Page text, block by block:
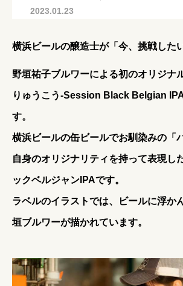
2023.01.23
横浜ビールの醸造士が「今、挑戦した
野垣祐子ブルワーによる初のオリジナ
りゅうこう-Session Black Belgian
す。
横浜ビールの缶ビールでお馴染みの「
自身のオリジナリティを持って表現し
ックベルジャンIPAです。
ラベルのイラストでは、ビールに浮か
垣ブルワーが描かれています。